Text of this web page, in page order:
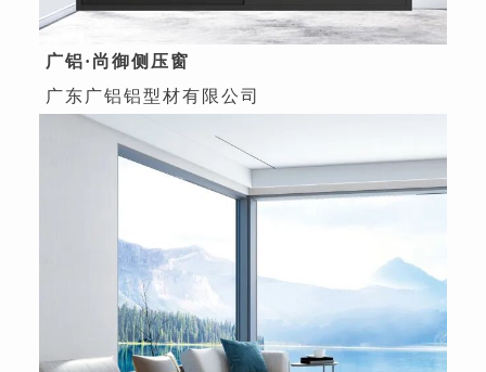
广铝·尚御侧压窗
广东广铝铝型材有限公司